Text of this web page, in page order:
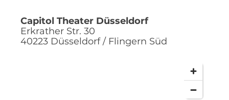
Capitol Theater Düsseldorf
Erkrather Str. 30
40223 Düsseldorf / Flingern Süd